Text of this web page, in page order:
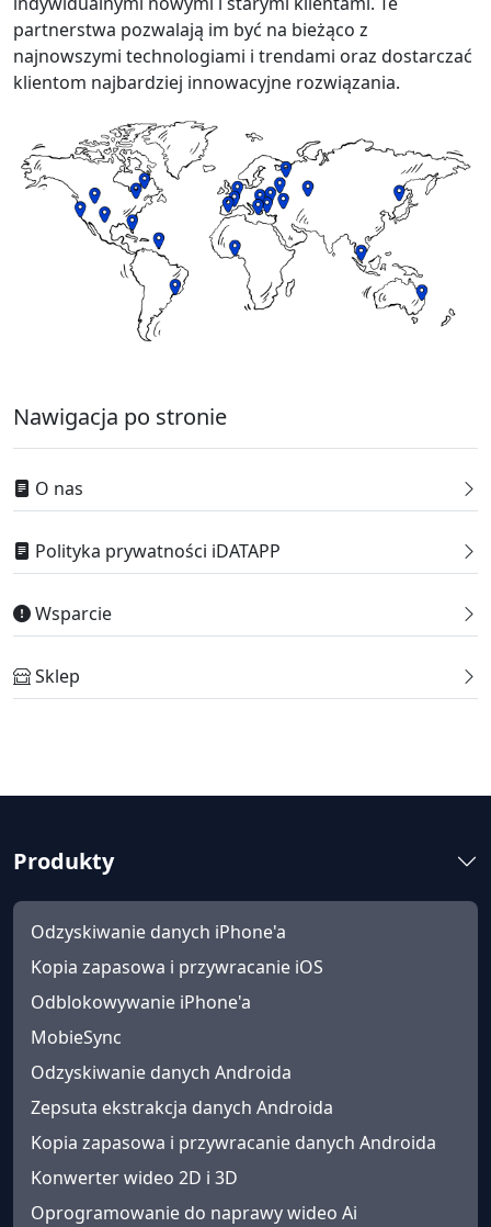
Nawigacja po stronie
O nas
Polityka prywatności iDATAPP
Wsparcie
Sklep
partnerstwa pozwalają im być na bieżąco z
najnowszymi technologiami i trendami oraz dostarczać
klientom najbardziej innowacyjne rozwiązania.
Produkty
Odzyskiwanie danych iPhone'a
Kopia zapasowa i przywracanie iOS
Odblokowywanie iPhone'a
MobieSync
Odzyskiwanie danych Androida
Zepsuta ekstrakcja danych Androida
Kopia zapasowa i przywracanie danych Androida
Konwerter wideo 2D i 3D
Oprogramowanie do naprawy wideo Ai
Bahasa Melayu ไทย
Română
Polskie
қазақ
Gaeilge